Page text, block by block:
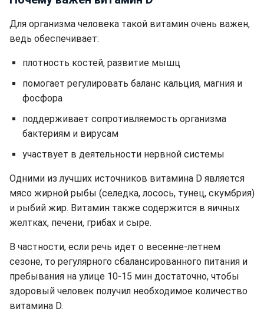
Для организма человека такой витамин очень важен,
ведь обеспечивает:
плотность костей, развитие мышц
помогает регулировать баланс кальция, магния и
фосфора
поддерживает сопротивляемость организма
бактериям и вирусам
участвует в деятельности нервной системы
Одними из лучших источников витамина D является
мясо жирной рыбы (селедка, лосось, тунец, скумбрия)
и рыбий жир. Витамин также содержится в яичных
желтках, печени, грибах и сыре.
В частности, если речь идет о весенне-летнем
сезоне, то регулярного сбалансированного питания и
пребывания на улице 10-15 мин достаточно, чтобы
здоровый человек получил необходимое количество
витамина D.